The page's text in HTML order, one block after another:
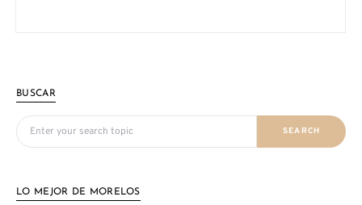
BUSCAR
Search for:
SEARCH
LO MEJOR DE MORELOS